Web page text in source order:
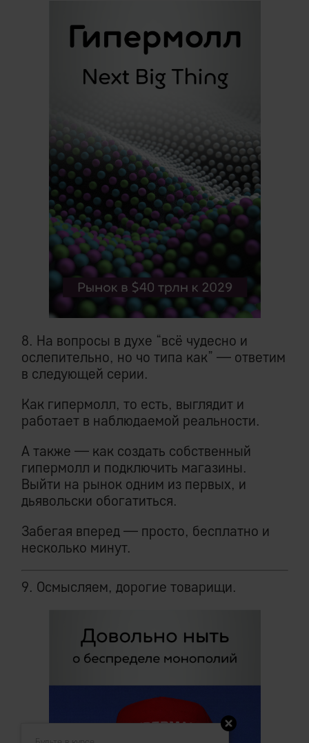
8. На вопросы в духе “всё чудесно и
ослепительно, но чо типа как” — ответим
в следующей серии.
Как гипермолл, то есть, выглядит и
работает в наблюдаемой реальности.
А также — как создать собственный
гипермолл и подключить магазины.
Выйти на рынок одним из первых, и
дьявольски обогатиться.
Забегая вперед — просто, бесплатно и
несколько минут.
9. Осмысляем, дорогие товарищи.